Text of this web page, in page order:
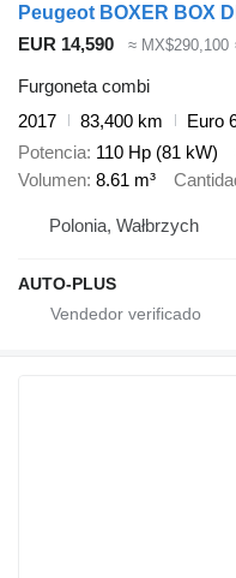
Peugeot BOXER BOX
EUR 14,590
≈ MX$290,100
Furgoneta combi
2017
83,400 km
Euro
Potencia 110 Hp (81 kW)
Volumen 8.61 m³
Polonia, Wałbrzych
AUTO-PLUS